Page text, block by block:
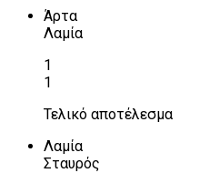
Άρτα
Λαμία
1
1
Τελικό αποτέλεσμα
Λαμία
Σταυρός